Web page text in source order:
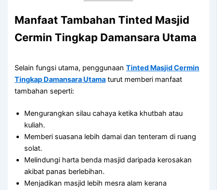
Manfaat TambahanTinted Masjid
Cermin Tingkap Damansara Utama
Selain fungsi utama, penggunaanTinted Masjid Cermin
Tingkap Damansara Utama turut memberi manfaat
tambahan seperti:
Mengurangkan silau cahaya ketika khutbah atau
kuliah.
Memberi suasana lebih damai dan tenteram di ruang
solat.
Melindungi harta benda masjid daripada kerosakan
akibat panas berlebihan.
Menjadikan masjid lebih mesra alam kerana